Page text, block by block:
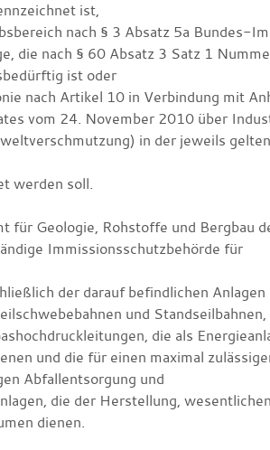
ist,
nach § 3 Absatz 5a Bundes-
die nach § 60 Absatz 3 Satz 1
ist oder
nach Artikel 10 in Verbindung mit
vom 24. November 2010 über
in der jeweils
werden soll.
für Geologie, Rohstoffe und Bergbau
Immissionsschutzbehörde für
der darauf befindlichen
und
die als
und die für einen maximal
Abfallentsorgung und
die der Herstellung,
dienen.